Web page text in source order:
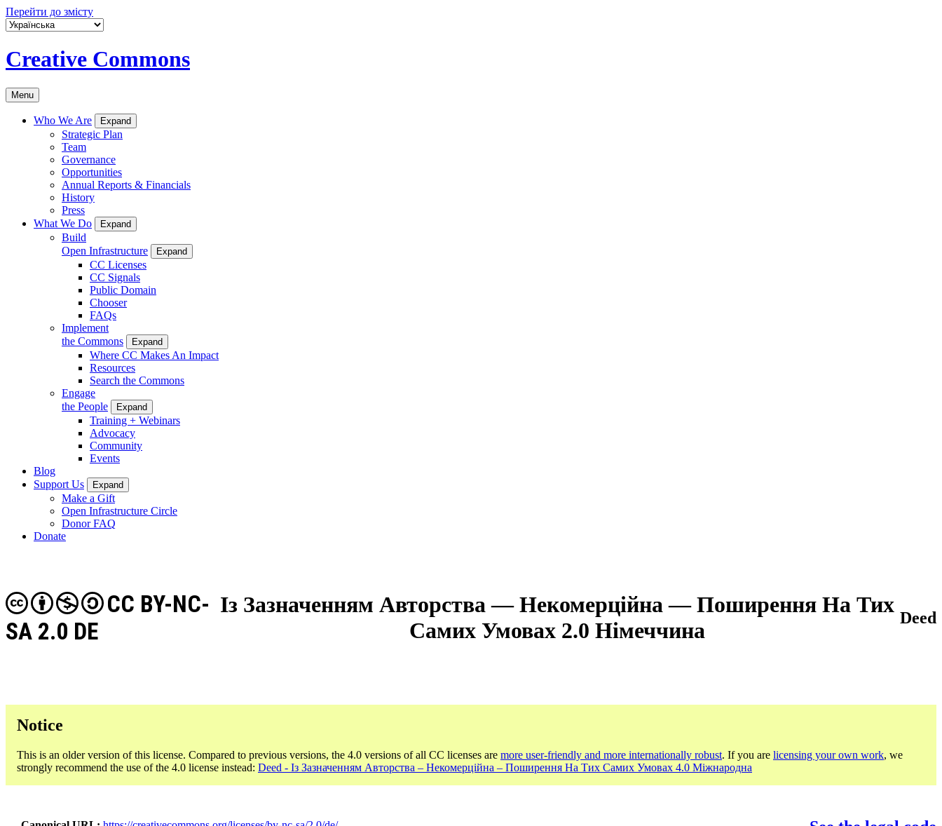
Перейти до змісту
Creative Commons
Menu
Who We Are Expand
Strategic Plan
Team
Governance
Opportunities
Annual Reports & Financials
History
Press
What We Do
Expand
Build
Open Infrastructure
Expand
CC Licenses
CC Signals
Public Domain
Chooser
FAQs
Implement
the Commons
Expand
Where CC Makes An Impact
Resources
Search the Commons
Engage
the People
Expand
Training + Webinars
Advocacy
Community
Events
Blog
Support Us
Expand
Make a Gift
Open Infrastructure Circle
Donor FAQ
Donate
Із Зазначенням Авторства — Некомерційна — Поширення На Тих
Самих Умовах 2.0 Німеччина
CC BY-NC-
SA 2.0 DE
Deed
Notice
This is an older version of this license. Compared to previous versions, the 4.0 versions of all CC licenses are more user-friendly and more internationally robust. If you are licensing your own work, we
strongly recommend the use of the 4.0 license instead: Deed - Із Зазначенням Авторства – Некомерційна – Поширення На Тих Самих Умовах 4.0 Міжнародна